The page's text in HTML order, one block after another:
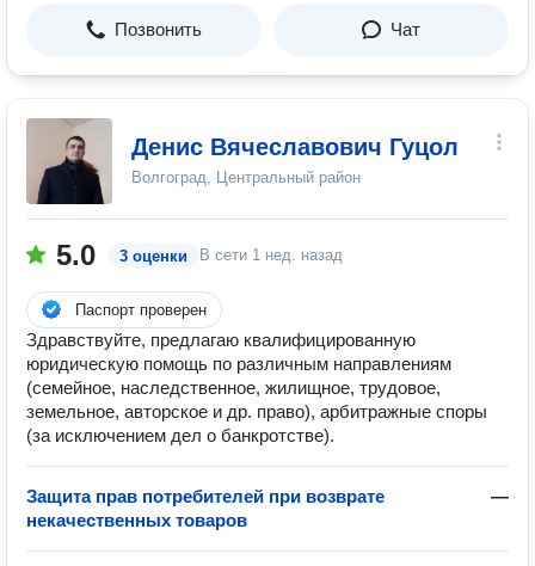
Позвонить Чат
Денис Вячеславович Гуцол
Волгоград, Центральный район
5.0 3 оценки В сети 1 нед. назад
Паспорт проверен
Здравствуйте, предлагаю квалифицированную
юридическую помощь по различным направлениям
(семейное, наследственное, жилищное, трудовое,
земельное, авторское и др. право), арбитражные споры
(за исключением дел о банкротстве).
Защита прав потребителей при возврате
некачественных товаров
—